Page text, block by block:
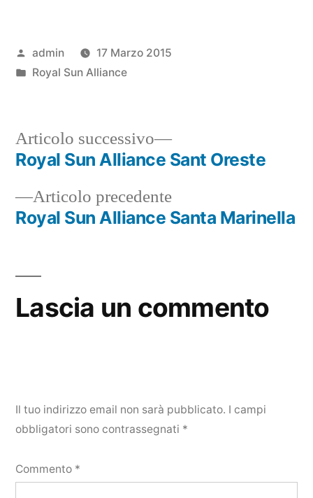
Pubblicato
da
admin
17 Marzo 2015
Pubblicato
Royal Sun Alliance
Navigazione
articoli
Articolo precedenteArticolo
precedente:
Royal Sun Alliance Santa Marinella
Articolo successivo
Articolo
successivo:
Royal Sun Alliance Sant Oreste
Lascia un commento
Il tuo indirizzo email non sarà pubblicato. I campi
obbligatori sono contrassegnati *
Commento *